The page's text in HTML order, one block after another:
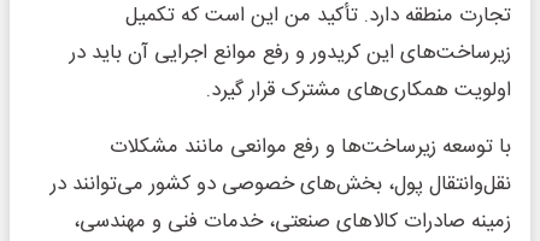
تجارت منطقه دارد. تأکید من این است که تکمیل
زیرساخت‌های این کریدور و رفع موانع اجرایی آن باید در
اولویت همکاری‌های مشترک قرار گیرد.
با توسعه زیرساخت‌ها و رفع موانعی مانند مشکلات
نقل‌وانتقال پول، بخش‌های خصوصی دو کشور می‌توانند در
زمینه صادرات کالاهای صنعتی، خدمات فنی و مهندسی،